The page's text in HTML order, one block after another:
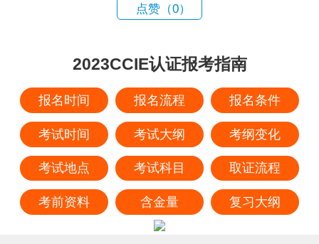
点赞（0）
2023CCIE认证报考指南
报名时间 报名流程 报名条件
考试时间 考试大纲 考纲变化
考试地点 考试科目 取证流程
考前资料 含金量 复习大纲